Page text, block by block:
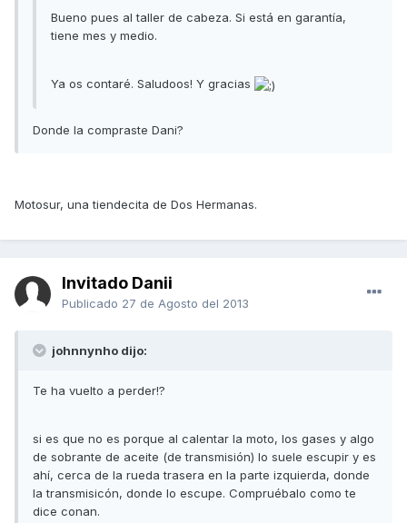
Bueno pues al taller de cabeza. Si está en garantía,
tiene mes y medio.
Ya os contaré. Saludoos! Y gracias
Donde la compraste Dani?
Motosur, una tiendecita de Dos Hermanas.
Invitado Danii
Publicado 27 de Agosto del 2013
johnnynho dijo:
Te ha vuelto a perder!?
si es que no es porque al calentar la moto, los gases y algo
de sobrante de aceite (de transmisión) lo suele escupir y es
ahí, cerca de la rueda trasera en la parte izquierda, donde
la transmisicón, donde lo escupe. Compruébalo como te
dice conan.